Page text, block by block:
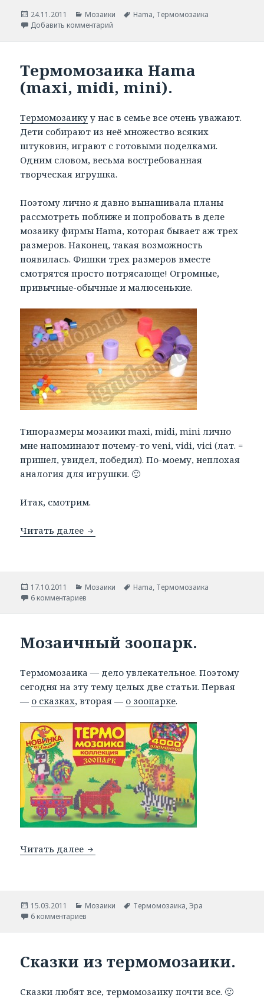
Опубликовано
24.11.2011 Рубрики
Мозаики Метки
Hama, Термомозаика
Добавить комментарий
Термомозаика Hama
(maxi, midi, mini).
Термомозаику у нас в семье все очень уважают.
Дети собирают из неё множество всяких
штуковин, играют с готовыми поделками.
Одним словом, весьма востребованная
творческая игрушка.
Поэтому лично я давно вынашивала планы
рассмотреть поближе и попробовать в деле
мозаику фирмы Hama, которая бывает аж трех
размеров. Наконец, такая возможность
появилась. Фишки трех размеров вместе
смотрятся просто потрясающе! Огромные,
привычные-обычные и малюсенькие.
Типоразмеры мозаики maxi, midi, mini лично
мне напоминают почему-то veni, vidi, vici (лат. =
пришел, увидел, победил). По-моему, неплохая
аналогия для игрушки. 🙂
Итак, смотрим.
Читать далее Термомозаика Hama (maxi, midi,
Опубликовано
17.10.2011 Рубрики
Мозаики Метки
Hama, Термомозаика
6 комментариев
Мозаичный зоопарк.
Термомозаика — дело увлекательное. Поэтому
сегодня на эту тему целых две статьи. Первая
— о сказках, вторая — о зоопарке.
Читать далее Мозаичный зоопарк.
Опубликовано
15.03.2011 Рубрики
Мозаики Метки
Термомозаика,Эра
6 комментариев
Сказки из термомозаики.
Сказки любят все, термомозаику почти все. 🙂